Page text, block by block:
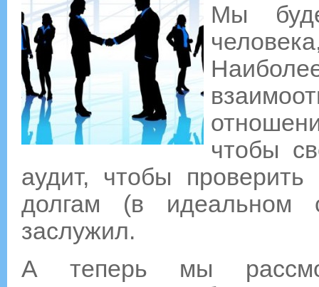
Мы
чтобы
аудит, чтобы
долгам (в идеальном
заслужил.
А теперь мы